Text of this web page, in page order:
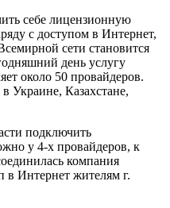
себе лицензионную
с доступом в Интернет,
сети становится
день услугу
около 50 провайдеров.
Украине, Казахстане,
подключить
у 4-х провайдеров, к
компания
в Интернет жителям г.